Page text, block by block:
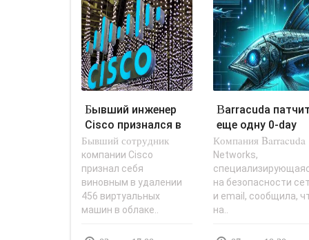
Бывший инженер
Cisco признался в
удалении 456
виртуальных..
Бывший сотрудник
компании Cisco
признал себя
виновным в удалении
456 виртуальных
машин в облаке..
Barracuda патчит
еще одну 0-day
уязвимость в ESG,
которую..
Компания Barracuda
Networks,
на безопасности
и email, сообщила,
на..